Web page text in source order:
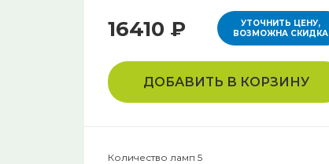
16410 ₽
УТОЧНИТЬ ЦЕНУ,
ВОЗМОЖНА СКИДКА
ДОБАВИТЬ В КОРЗИНУ
Количество ламп 5